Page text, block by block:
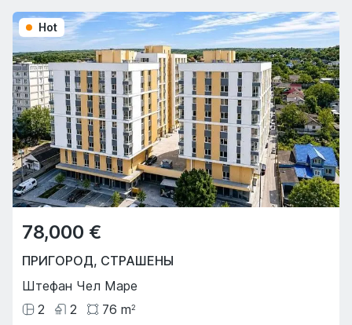
Hot
78,000 €
ПРИГОРОД, СТРАШЕНЫ
Штефан Чел Маре
2
2 76 m2